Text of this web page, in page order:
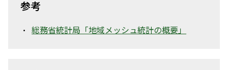
参考
総務省統計局「地域メッシュ統計の概要」